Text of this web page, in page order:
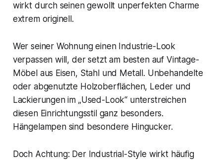
wirkt durch seinen gewollt unperfekten Charme
extrem originell.
Wer seiner Wohnung einen Industrie-Look
verpassen will, der setzt am besten auf Vintage-
Möbel aus Eisen, Stahl und Metall. Unbehandelte
oder abgenutzte Holzoberflächen, Leder und
Lackierungen im „Used-Look“ unterstreichen
diesen Einrichtungsstil ganz besonders.
Hängelampen sind besondere Hingucker.
Doch Achtung: Der Industrial-Style wirkt häufig